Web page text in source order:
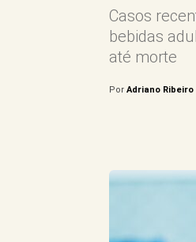
Casos
bebidas
até morte
Por Adriano Ribeiro